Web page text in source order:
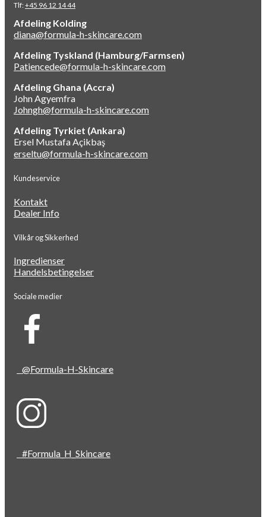
Tlf:+45 96 12 14 44
Afdeling Kolding
diana@formula-h-skincare.com
Afdeling Tyskland (Hamburg/Farmsen)
Patiencede@formula-h-skincare.com
Afdeling Ghana (Accra)
John Agyemfra
Johngh@formula-h-skincare.com
Afdeling Tyrkiet (Ankara)
Ersel Mustafa Açikbaş
erseltu@formula-h-skincare.com
Kundeservice
Kontakt
Dealer Info
Vilkår og Sikkerhed
Ingredienser
Handelsbetingelser
Sociale medier
@Formula-H-Skincare
#Formula_H_Skincare